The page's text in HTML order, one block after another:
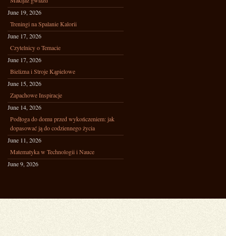
June 19, 2026
Treningi na Spalanie Kalorii
June 17, 2026
Czytelnicy o Temacie
June 17, 2026
Bielizna i Stroje Kąpielowe
June 15, 2026
Zapachowe Inspiracje
June 14, 2026
Podłoga do domu przed wykończeniem: jak
dopasować ją do codziennego życia
June 11, 2026
Matematyka w Technologii i Nauce
June 9, 2026